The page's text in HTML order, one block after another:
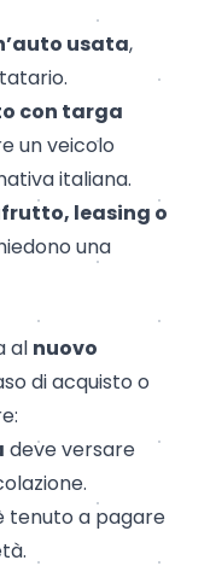
usata,
con targa
un veicolo
italiana.
leasing o
una
al nuovo
di acquisto o
deve versare
tenuto a pagare